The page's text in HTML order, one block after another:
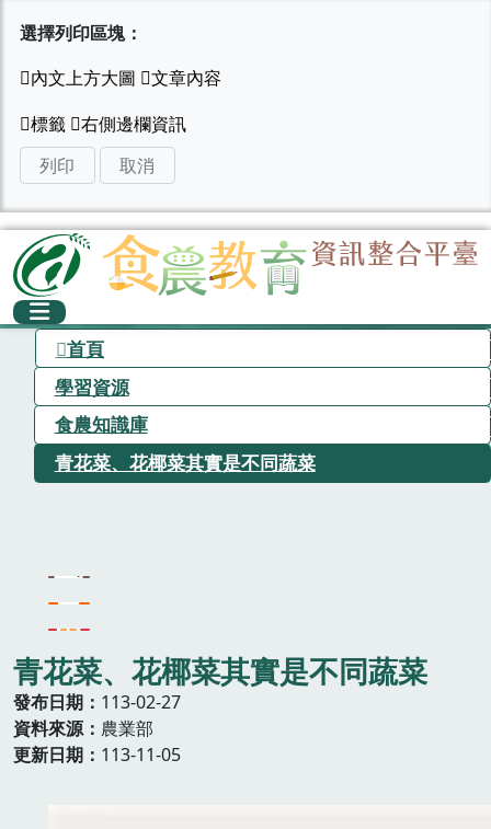
選擇列印區塊：
列印 取消
首頁
學習資源
食農知識庫
青花菜、花椰菜其實是不同蔬菜
青花菜、花椰菜其實是不同蔬菜
發布日期
113-02-27
資料來源
農業部
更新日期
113-11-05